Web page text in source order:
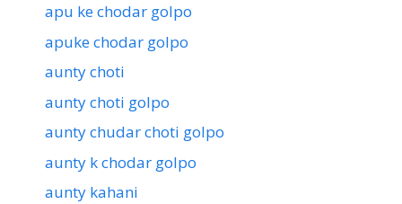
apu ke chodar golpo
apuke chodar golpo
aunty choti
aunty choti golpo
aunty chudar choti golpo
aunty k chodar golpo
aunty kahani